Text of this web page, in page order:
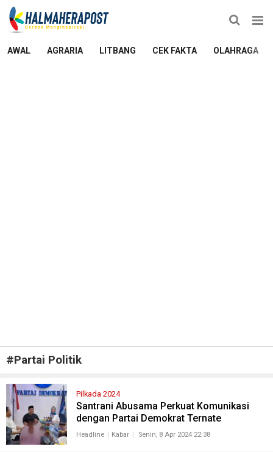
AWAL AGRARIA LITBANG CEK FAKTA OLAHRAGA
#Partai Politik
Pilkada 2024
Santrani Abusama Perkuat Komunikasi
dengan Partai Demokrat Ternate
Headline Kabar Senin, 8 Apr 2024 22:38